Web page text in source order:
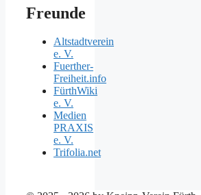
Freunde
Altstadtverein
e. V.
Fuerther-
Freiheit.info
FürthWiki
e. V.
Medien
PRAXIS
e. V.
Trifolia.net